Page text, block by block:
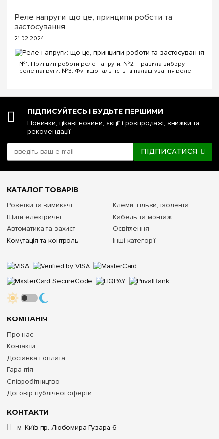
миттєво перевести живлення навантаження з одного
основного джерела на інше альтернативне.
Критерії вибору комутаційного обладнання
Перекидний (I-0-II)
Безпечне ручне підключення генератора, інвертора або
Головний рубильник на введенні в щит для швидкого
аварійного відключення всього об'єкта.
Кулачковий
підключення генератора завжди звертайте увагу на
номінальний струм (Ампери) та кількість полюсів. Для
однофазної мережі приватного будинку найчастіше
використовуються двополюсні перемикачі (1P+N), які
одночасно розривають і фазу, і нуль зовнішньої мережі, що є
Шукаєте оригінальний та надійний перемикач введення
резерву? Замовляйте
рубильники та перемикачі
e7.com.ua. Ми пропонуємо сертифіковане обладнання Hager,
Schneider Electric, Legrand з офіційною гарантією та швидкою
відправкою в будь-який регіон України!
1...
Реле напруги: що це, принципи роботи та
застосування
21.02.2024
№1. Принцип роботи реле напруги. №2. Правила вибору
реле напруги. №3. Функціональність та налаштування реле
ПІДПИСУЙТЕСЬ І БУДЬТЕ ПЕРШИМИ
Новинки, цікаві новини, акції і розпродажі, знижки та
рекомендації
ПІДПИСАТИСЯ
КОНТАКТИ
м. Київ пр. Любомира Гузара 6
КОМПАНІЯ
Про нас
Контакти
Доставка і оплата
Гарантія
Співробітництво
Договір публічної оферти
КАТАЛОГ ТОВАРІВ
Розетки та вимикачі
Щити електричні
Автоматика та захист
Комутація та контроль
Клеми, гільзи, ізолента
Кабель та монтаж
Освітлення
Інші категорії